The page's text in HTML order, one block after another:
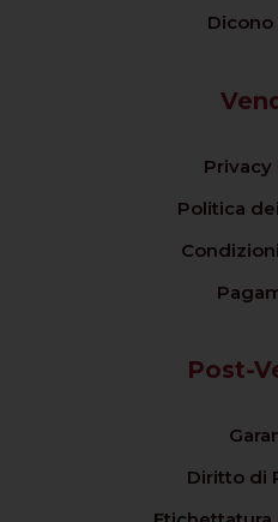
Dicono
Privacy
Politica
Post-
Diritto di